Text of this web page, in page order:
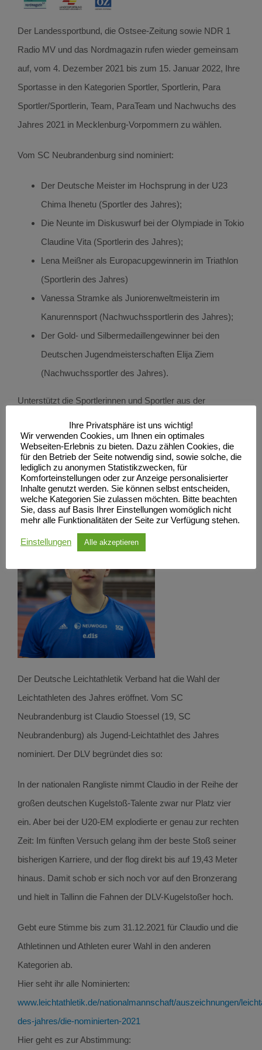
Der Landessportbund, die Ostsee-Zeitung sowie NDR 1
Radio MV und das Nordmagazin rufen wieder gemeinsam
auf, vom 4. Dezember 2021 bis zum 15. Januar 2022, Ihre
Sportasse in den Kategorien Sportler, Sportlerin, Para
Sportler/Sportlerin, Team, ParaTeam und Nachwuchs des
Jahres 2021 in Mecklenburg-Vorpommern zu wählen.
Vom SC Neubrandenburg sind nominiert:
Der Deutsche Meister im Hochsprung in der U23
Chima Ihenetu (Sportler des Jahres);
Die Neunte im Diskuswurf bei der Olympiade in Tokio
Claudine Vita (Sportlerin des Jahres);
Lena Meißner als Europacupgewinnerin im Triathlon
(Sportlerin des Jahres)
Vanessa Stramke als Juniorenweltmeisterin im
Kanurennsport (Nachwuchssportlerin des Jahres);
Der Gold- und Silbermedaillengewinner bei den
Deutschen Jugendmeisterschaften Elija Ziem
(Nachwuchssportler des Jahres).
Unterstützt die Sportlerinnen und Sportler aus der
15.1.2022 möglich.
Hier geht es zur Webseite:www.mv-sportlerdesjahres.de
—————————————–
Der Deutsche Leichtathletik Verband hat die Wahl der
Leichtathleten des Jahres eröffnet. Vom SC
Neubrandenburg ist Claudio Stoessel (19, SC
Neubrandenburg) als Jugend-Leichtathlet des Jahres
nominiert. Der DLV begründet dies so:
In der nationalen Rangliste nimmt Claudio in der Reihe der
großen deutschen Kugelstoß-Talente zwar nur Platz vier
ein. Aber bei der U20-EM explodierte er genau zur rechten
Zeit: Im fünften Versuch gelang ihm der beste Stoß seiner
bisherigen Karriere, und der flog direkt bis auf 19,43 Meter
hinaus. Damit schob er sich noch vor auf den Bronzerang
und hielt in Tallinn die Fahnen der DLV-Kugelstoßer hoch.
Gebt eure Stimme bis zum 31.12.2021 für Claudio und die
Athletinnen und Athleten eurer Wahl in den anderen
Kategorien ab.
Hier seht ihr alle Nominierten:
www.leichtathletik.de/nationalmannschaft/auszeichnungen/
des-jahres/die-nominierten-2021
Hier geht es zur Abstimmung:
Ihre Privatsphäre ist uns wichtig!
Wir verwenden Cookies, um Ihnen ein optimales
Webseiten-Erlebnis zu bieten. Dazu zählen Cookies, die
für den Betrieb der Seite notwendig sind, sowie solche, die
lediglich zu anonymen Statistikzwecken, für
Komforteinstellungen oder zur Anzeige personalisierter
Inhalte genutzt werden. Sie können selbst entscheiden,
welche Kategorien Sie zulassen möchten. Bitte beachten
Sie, dass auf Basis Ihrer Einstellungen womöglich nicht
mehr alle Funktionalitäten der Seite zur Verfügung stehen.
Einstellungen Alle akzeptieren